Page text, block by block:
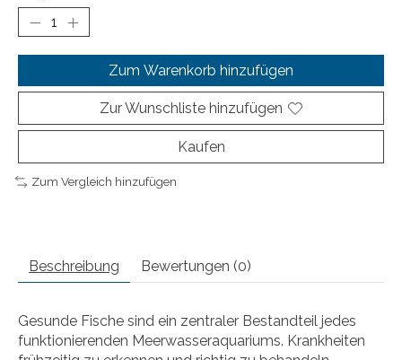
Zum Warenkorb hinzufügen
Zur Wunschliste hinzufügen
Kaufen
Zum Vergleich hinzufügen
Beschreibung Bewertungen (0)
Gesunde Fische sind ein zentraler Bestandteil jedes
funktionierenden Meerwasseraquariums. Krankheiten